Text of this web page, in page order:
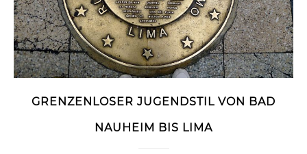
GRENZENLOSER JUGENDSTIL VON BAD
NAUHEIM BIS LIMA